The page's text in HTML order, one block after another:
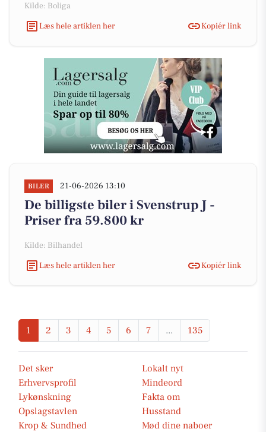
Kilde: Boliga
Læs hele artiklen her
Kopiér link
BILER 21-06-2026 13:10
De billigste biler i Svenstrup J -
Priser fra 59.800 kr
Kilde: Bilhandel
Læs hele artiklen her
Kopiér link
1 2 3 4 5 6 7 ... 135
Det sker
Lokalt nyt
Erhvervsprofil
Mindeord
Lykønskning
Fakta om
Opslagstavlen
Husstand
Krop & Sundhed
Mød dine naboer